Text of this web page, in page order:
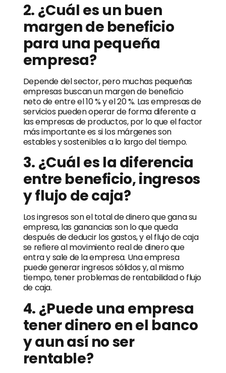
2. ¿Cuál es un buen
margen de beneficio
para una pequeña
empresa?
Depende del sector, pero muchas pequeñas
empresas buscan un margen de beneficio
neto de entre el 10 % y el 20 %. Las empresas de
servicios pueden operar de forma diferente a
las empresas de productos, por lo que el factor
más importante es si los márgenes son
estables y sostenibles a lo largo del tiempo.
3. ¿Cuál es la diferencia
entre beneficio, ingresos
y flujo de caja?
Los ingresos son el total de dinero que gana su
empresa, las ganancias son lo que queda
después de deducir los gastos, y el flujo de caja
se refiere al movimiento real de dinero que
entra y sale de la empresa. Una empresa
puede generar ingresos sólidos y, al mismo
tiempo, tener problemas de rentabilidad o flujo
de caja.
4. ¿Puede una empresa
tener dinero en el banco
y aun así no ser
rentable?